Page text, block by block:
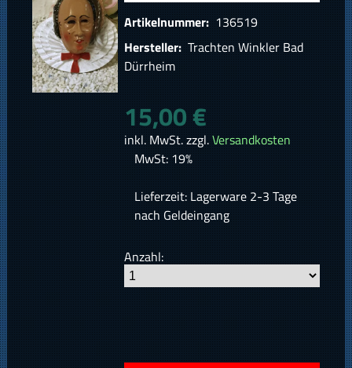
Artikelnummer: 136519
Hersteller: Trachten Winkler Bad
Dürrheim
15,00 €
inkl. MwSt. zzgl.Versandkosten
MwSt: 19%
Lieferzeit: Lagerware 2-3 Tage
nach Geldeingang
Anzahl: